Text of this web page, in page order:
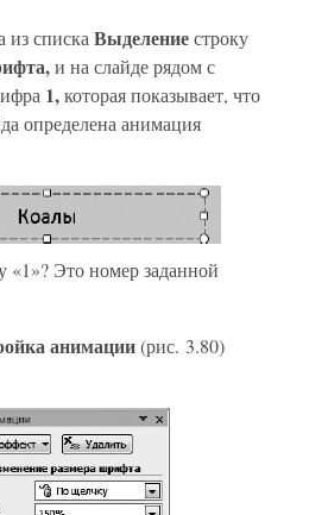
из списка Выделениестроку
и на слайде рядом с
1,которая показывает, что
определена анимация
«1»? Это номер заданной
анимации(рис. 3.80)